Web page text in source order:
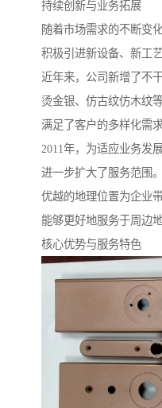
持续创新与业务拓展
随着市场需求的不断变
积极引进新设备、新工
近年来，公司新增了不
烫金银、仿古纹仿木纹
满足了客户的多样化需求
2011年，为适应业务发
进一步扩大了服务范围。
优越的地理位置为企业
能够更好地服务于周边
核心优势与服务特色